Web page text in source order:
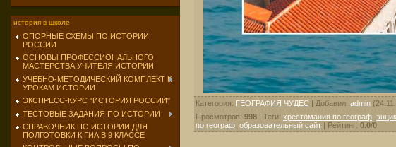
история в школе
ОПОРНЫЕ СХЕМЫ ПО ИСТОРИИ
РОССИИ
ОСНОВЫ ПРОФЕССИОНАЛЬНОГО
МАСТЕРСТВА УЧИТЕЛЯ ИСТОРИИ
УЧЕБНО-МЕТОДИЧЕСКИЙ КОМПЛЕКТ К
УРОКАМ ИСТОРИИ
ЭКСПРЕСС-КУРС "ИСТОРИЯ РОССИИ"
ТЕСТОВЫЕ ЗАДАНИЯ ПО ИСТОРИИ
СПРАВОЧНИК ПО ИСТОРИИ ДЛЯ
ПОЛГОТОВКИ К ГИА В 9 КЛАССЕ
Категория: ГЕОГРАФИЯ ЧУДЕС | Добавил: admin
Просмотров: 998 | Теги: хрестомания по географ
по географ образовательный сайт | Рейтинг: 0.0/0